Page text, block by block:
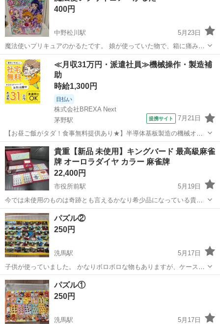
取引は中野市のスーパー•...
400円
中野松川駅
5月23日
魔法使いプリキュアのかるたです。 娘が使っていた物で、箱に痛みは
有りますが中身は美品かと思います。
長野 中野市 中野松川駅 パズル 魔法使いプリキュア
≪月収31万円・派遣社員≫機械操作・製造補
助
時給1,300円
日払い
株式会社BREXA Next
茅野駅
提携サイト 7月21日
【お昼ご飯がタダ！食事無料提供あり★】半導体基板製造の機械オペ
レーターや検査作業！未経験活躍中★カップル＆友達同士の応募OK！
赴任旅費会社負担★嬉しい無料送迎◎正社員登用制度あり！マイカー
通勤OK！無料駐車場完備！《長野県茅...
長野 茅野市 茅野駅 その他
貴重【新品 未使用】キングバード 最高級麻雀
牌 オーロラダイヤ カラー 麻雀牌
22,400円
市役所前駅
5月19日
今では未使用のものは奇跡とも言えるかなり希少品になっている貴重
な 日本製 キングバード製 オーロラダイヤカラー の昭和レトロ な 麻
雀牌 です ◆ご注意下さい◆ こちら別サイトでも出品しており在庫切
れの可能性もございます...
長野 長野市 市役所前駅
パズル②
250円
洗馬駅
5月17日
子供が使っていました。 かなりボロボロな物もありますが、ケース付
きでお譲りしますので処分は個々で判断ください。 パズル①もありま
す。まとめての取引歓迎です！
長野 東筑摩郡 洗馬駅
パズル①
250円
洗馬駅
5月17日